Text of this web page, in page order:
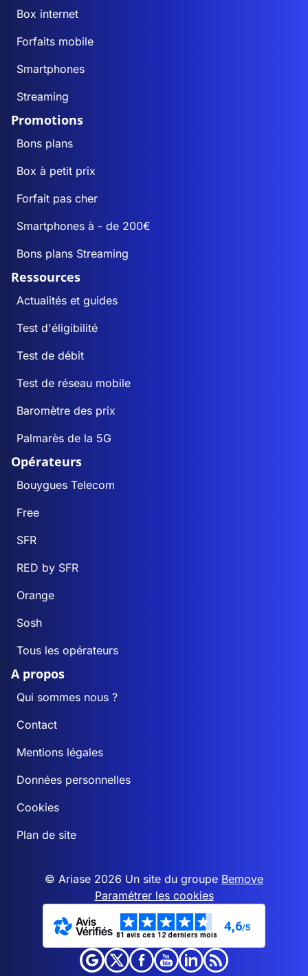
Box internet
Forfaits mobile
Smartphones
Streaming
Promotions
Bons plans
Box à petit prix
Forfait pas cher
Smartphones à - de 200€
Bons plans Streaming
Ressources
Actualités et guides
Test d'éligibilité
Test de débit
Test de réseau mobile
Baromètre des prix
Palmarès de la 5G
Opérateurs
Bouygues Telecom
Free
SFR
RED by SFR
Orange
Sosh
Tous les opérateurs
A propos
Qui sommes nous ?
Contact
Mentions légales
Données personnelles
Cookies
Plan de site
© Ariase 2026 Un site du groupe Bemove
Paramétrer les cookies
81 avis ces 12 derniers mois
4,6/5